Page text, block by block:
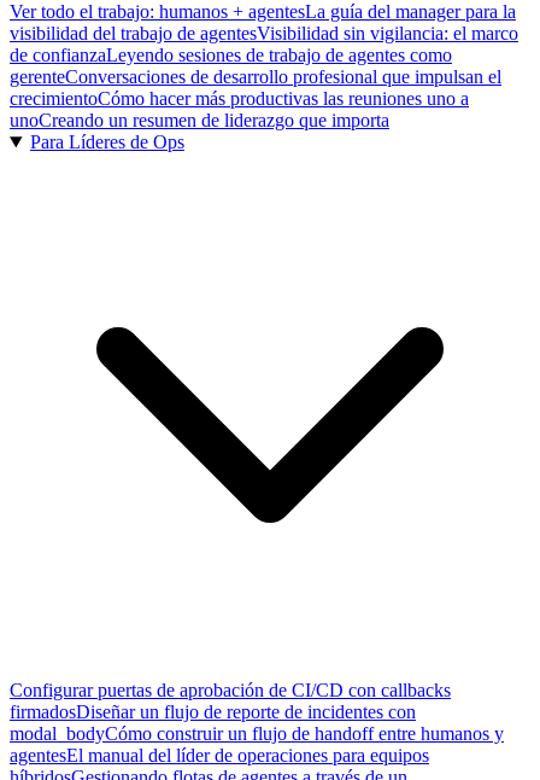
Ver todo el trabajo: humanos + agentesLa guía del manager para la
visibilidad del trabajo de agentesVisibilidad sin vigilancia: el marco
de confianzaLeyendo sesiones de trabajo de agentes como
gerenteConversaciones de desarrollo profesional que impulsan el
crecimientoCómo hacer más productivas las reuniones uno a
unoCreando un resumen de liderazgo que importa
Para Líderes de Ops
Configurar puertas de aprobación de CI/CD con callbacks
firmadosDiseñar un flujo de reporte de incidentes con
modal_bodyCómo construir un flujo de handoff entre humanos y
agentesEl manual del líder de operaciones para equipos